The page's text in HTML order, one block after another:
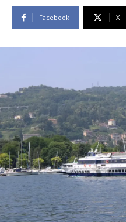
Facebook X